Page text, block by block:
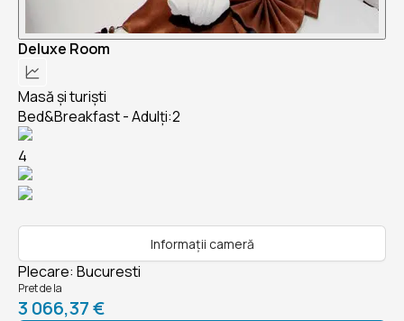
Deluxe Room
Masă și turiști
Bed&Breakfast - Adulți:2
4
Informații cameră
Plecare: Bucuresti
Pret de la
3 066,37 €